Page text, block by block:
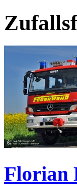
Florian